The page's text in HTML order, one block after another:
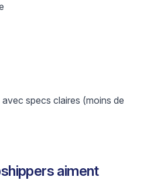
specs claires (moins de
aiment